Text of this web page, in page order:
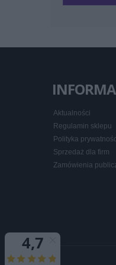
Aktualności
Regulamin sklepu
Polityka
Sprzedaż dla firm
Zamówienia